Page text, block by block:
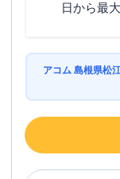
日から最
アコム 島根県松